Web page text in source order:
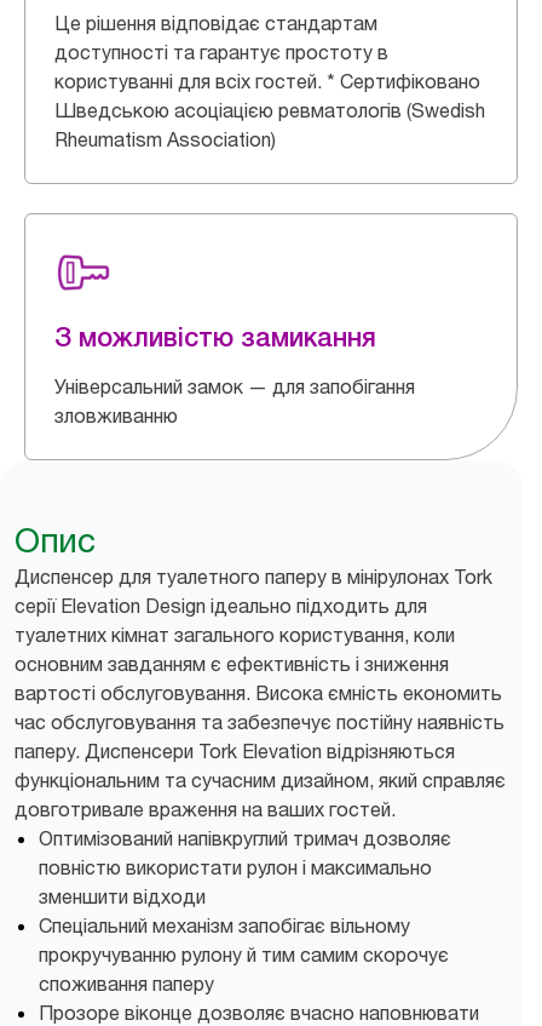
Це рішення відповідає стандартам
доступності та гарантує простоту в
користуванні для всіх гостей. * Сертифіковано
Шведською асоціацією ревматологів (Swedish
Rheumatism Association)
З можливістю замикання
Універсальний замок — для запобігання
зловживанню
Опис
Диспенсер для туалетного паперу в мінірулонах Tork
серії Elevation Design ідеально підходить для
туалетних кімнат загального користування, коли
основним завданням є ефективність і зниження
вартості обслуговування. Висока ємність економить
час обслуговування та забезпечує постійну наявність
паперу. Диспенсери Tork Elevation відрізняються
функціональним та сучасним дизайном, який справляє
довготривале враження на ваших гостей.
Оптимізований напівкруглий тримач дозволяє
повністю використати рулон і максимально
зменшити відходи
Спеціальний механізм запобігає вільному
прокручуванню рулону й тим самим скорочує
споживання паперу
Прозоре віконце дозволяє вчасно наповнювати